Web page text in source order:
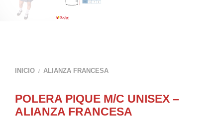
INICIO / ALIANZA FRANCESA
POLERA PIQUE M/C UNISEX –
ALIANZA FRANCESA